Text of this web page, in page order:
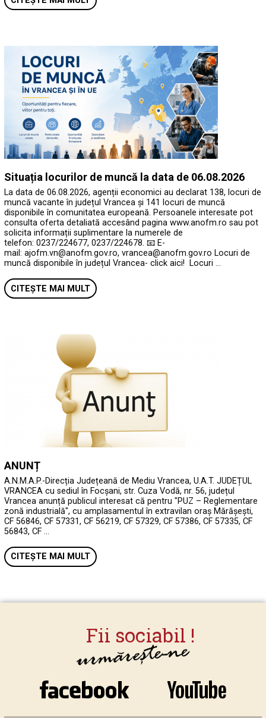
Situația locurilor de muncă la data de 06.08.2026
La data de 06.08.2026, agenții economici au declarat 138, locuri de
muncă vacante în județul Vrancea și 141 locuri de muncă
disponibile în comunitatea europeană. Persoanele interesate pot
consulta oferta detaliată accesând pagina www.anofm.ro sau pot
solicita informații suplimentare la numerele de
telefon: 0237/224677, 0237/224678. 📧 E-
mail: ajofm.vn@anofm.gov.ro, vrancea@anofm.gov.ro Locuri de
muncă disponibile în județul Vrancea- click aici! Locuri …
CITEȘTE MAI MULT
ANUNȚ
A.N.M.A.P.-Direcția Județeană de Mediu Vrancea, U.A.T. JUDEȚUL
VRANCEA cu sediul în Focșani, str. Cuza Vodă, nr. 56, județul
Vrancea anunță publicul interesat că pentru "PUZ – Reglementare
zonă industrială", cu amplasamentul în extravilan oraș Mărășești,
CF 56846, CF 57331, CF 56219, CF 57329, CF 57386, CF 57335, CF
56843, CF …
CITEȘTE MAI MULT